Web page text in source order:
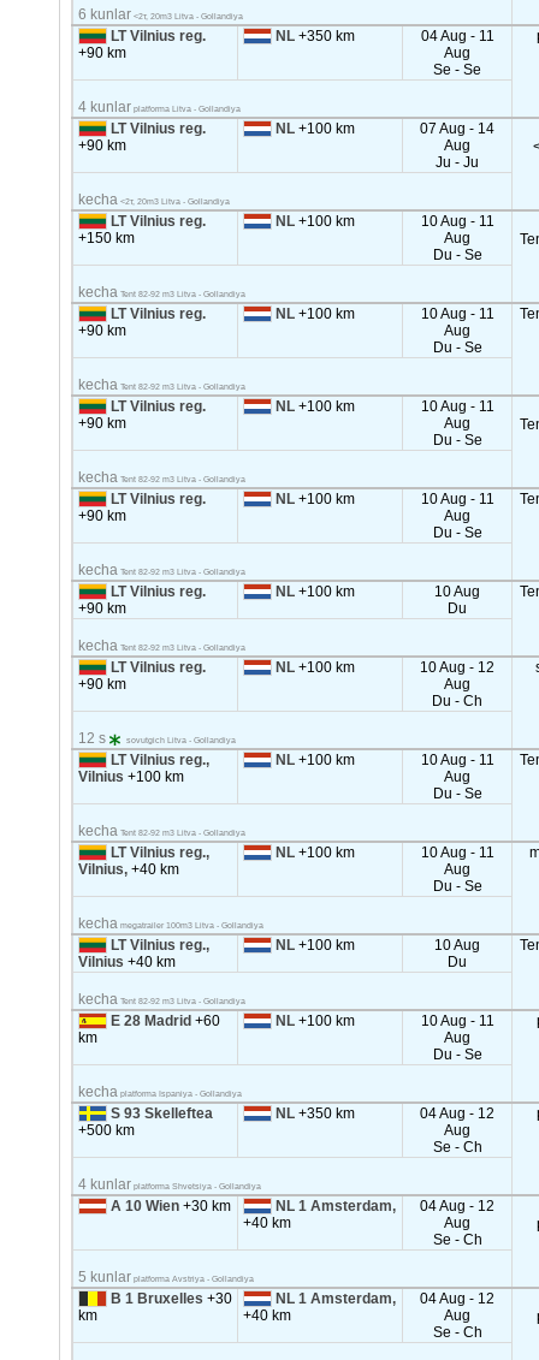
6 kunlar <2т, 20m3 Litva - Gollandiya
LT Vilnius reg.
+90 km
NL+350 km
04 Aug - 11
Aug
Se - Se
4 kunlar platforma Litva - Gollandiya
LT Vilnius reg.
+90 km
NL+100 km
07 Aug - 14
Aug
Ju - Ju
kecha <2т, 20m3 Litva - Gollandiya
LT Vilnius reg.
+150 km
NL+100 km
10 Aug - 11
Aug
Du - Se
kecha Tent 82-92 m3 Litva - Gollandiya
LT Vilnius reg.
+90 km
NL+100 km
10 Aug - 11
Aug
Du - Se
kecha Tent 82-92 m3 Litva - Gollandiya
LT Vilnius reg.
+90 km
NL+100 km
10 Aug - 11
Aug
Du - Se
kecha Tent 82-92 m3 Litva - Gollandiya
LT Vilnius reg.
+90 km
NL+100 km
10 Aug - 11
Aug
Du - Se
kecha Tent 82-92 m3 Litva - Gollandiya
LT Vilnius reg.
+90 km
NL+100 km
10 Aug
Du
kecha Tent 82-92 m3 Litva - Gollandiya
LT Vilnius reg.
+90 km
NL+100 km
10 Aug - 12
Aug
Du - Ch
12 s sovutgich Litva - Gollandiya
LT Vilnius reg.,
Vilnius+100 km
NL+100 km
10 Aug - 11
Aug
Du - Se
kecha Tent 82-92 m3 Litva - Gollandiya
LT Vilnius reg.,
Vilnius,+40 km
NL+100 km
10 Aug - 11
Aug
Du - Se
kecha megatrailer 100m3 Litva - Gollandiya
LT Vilnius reg.,
Vilnius+40 km
NL+100 km
10 Aug
Du
kecha Tent 82-92 m3 Litva - Gollandiya
E 28 Madrid+60
km
NL+100 km
10 Aug - 11
Aug
Du - Se
kecha platforma Ispaniya - Gollandiya
S 93 Skelleftea
+500 km
NL+350 km
04 Aug - 12
Aug
Se - Ch
4 kunlar platforma Shvetsiya - Gollandiya
A 10 Wien+30 km
NL 1 Amsterdam,
+40 km
04 Aug - 12
Aug
Se - Ch
5 kunlar platforma Avstriya - Gollandiya
B 1 Bruxelles+30
km
NL 1 Amsterdam,
+40 km
04 Aug - 12
Aug
Se - Ch